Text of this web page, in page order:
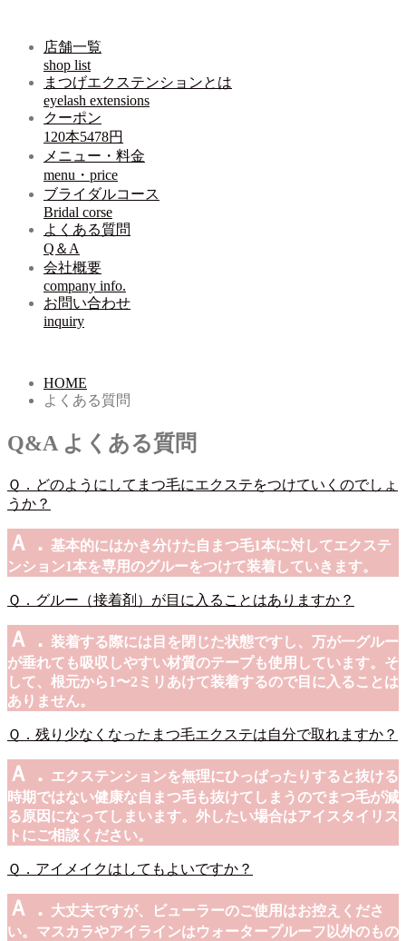
店舗一覧
shop list
まつげエクステンションとは
eyelash extensions
クーポン
120本5478円
メニュー・料金
menu・price
ブライダルコース
Bridal corse
よくある質問
Q＆A
会社概要
company info.
お問い合わせ
inquiry
HOME
よくある質問
Q&A よくある質問
Ｑ．どのようにしてまつ毛にエクステをつけていくのでしょ
うか？
Ａ． 基本的にはかき分けた自まつ毛1本に対してエクステ
ンション1本を専用のグルーをつけて装着していきます。
Ｑ．グルー（接着剤）が目に入ることはありますか？
Ａ． 装着する際には目を閉じた状態ですし、万が一グルー
が垂れても吸収しやすい材質のテープも使用しています。そ
して、根元から1〜2ミリあけて装着するので目に入ることは
ありません。
Ｑ．残り少なくなったまつ毛エクステは自分で取れますか？
Ａ． エクステンションを無理にひっぱったりすると抜ける
時期ではない健康な自まつ毛も抜けてしまうのでまつ毛が減
る原因になってしまいます。外したい場合はアイスタイリス
トにご相談ください。
Ｑ．アイメイクはしてもよいですか？
Ａ． 大丈夫ですが、ビューラーのご使用はお控えくださ
い。マスカラやアイラインはウォータープルーフ以外のもの